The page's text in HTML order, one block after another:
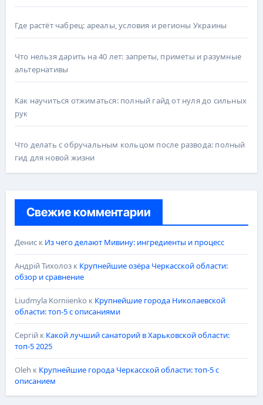
Где растёт чабрец: ареалы, условия и регионы Украины
Что нельзя дарить на 40 лет: запреты, приметы и разумные
альтернативы
Как научиться отжиматься: полный гайд от нуля до сильных
рук
Что делать с обручальным кольцом после развода: полный
гид для новой жизни
Свежие комментарии
Дениск Из чего делают Мивину: ингредиенты и процесс
Андрій Тихолозк Крупнейшие озёра Черкасской области:
обзор и сравнение
Liudmyla Korniienko к Крупнейшие города Николаевской
области: топ-5 с описаниями
Сергійк Какой лучший санаторий в Харьковской области:
топ-5 2025
Oleh к Крупнейшие города Черкасской области: топ-5 с
описанием